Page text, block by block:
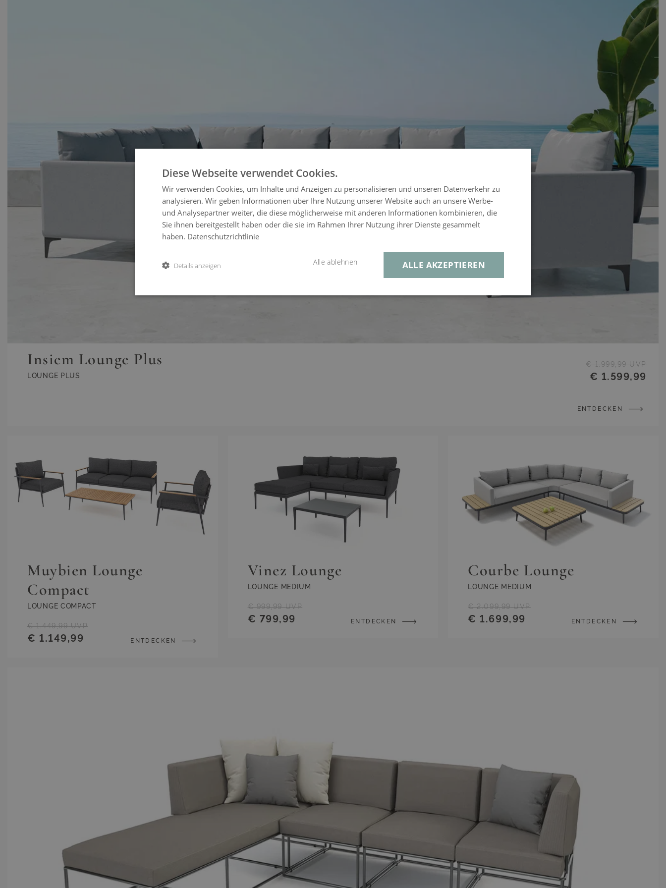
Insiem Lounge Plus
LOUNGE PLUS € 1.599,99
€ 1.999,99 UVP
ENTDECKEN
Muybien Lounge
Compact
LOUNGE COMPACT
€ 1.149,99
€ 1.449,99 UVP
ENTDECKEN
Vinez Lounge
LOUNGE MEDIUM
€ 799,99
€ 999,99 UVP
ENTDECKEN
Courbe Lounge
LOUNGE MEDIUM
€ 1.699,99
€ 2.099,99 UVP
ENTDECKEN
Diese Webseite verwendet Cookies.
Wir verwenden Cookies, um Inhalte und Anzeigen zu personalisieren und unseren Datenverkehr zu
analysieren. Wir geben Informationen über Ihre Nutzung unserer Website auch an unsere Werbe-
und Analysepartner weiter, die diese möglicherweise mit anderen Informationen kombinieren, die
Sie ihnen bereitgestellt haben oder die sie im Rahmen Ihrer Nutzung ihrer Dienste gesammelt
haben. Datenschutzrichtlinie
ALLE AKZEPTIEREN
Alle ablehnen
Details anzeigen